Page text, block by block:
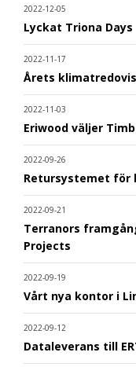
2022-12-05
Lyckat Triona Days
2022-11-17
Årets
2022-11-03
Eriwood väljer
2022-09-26
Retursystemet för
2022-09-21
Terranors
Projects
2022-09-19
Vårt nya kontor i
2022-09-12
Dataleverans till